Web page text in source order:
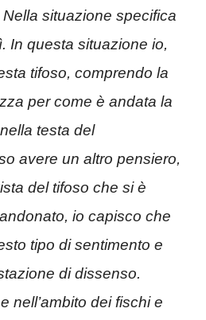
situazione specifica
In questa situazione io,
tifoso, comprendo la
per come è andata la
testa del
avere un altro pensiero,
del tifoso che si è
io capisco che
tipo di sentimento e
di dissenso.
nell’ambito dei fischi e